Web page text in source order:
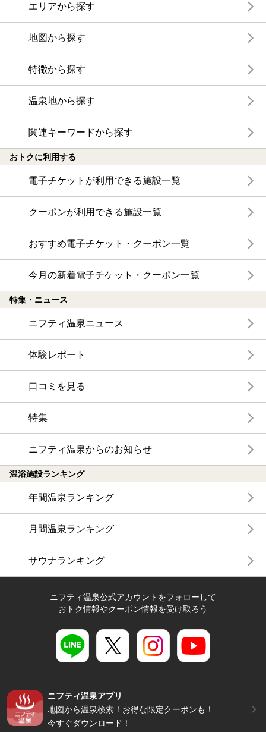
エリアから探す
地図から探す
特徴から探す
温泉地から探す
関連キーワードから探す
おトクに利用する
電子チケットが利用できる施設一覧
クーポンが利用できる施設一覧
おすすめ電子チケット・クーポン一覧
今月の新着電子チケット・クーポン一覧
特集・ニュース
ニフティ温泉ニュース
体験レポート
口コミを見る
特集
ニフティ温泉からのお知らせ
温浴施設ランキング
年間温泉ランキング
月間温泉ランキング
サウナランキング
ニフティ温泉公式アカウントをフォローして
おトク情報やクーポン情報を受け取ろう
ニフティ温泉アプリ
地図から温泉検索！お得な限定クーポンも！
今すぐダウンロード！